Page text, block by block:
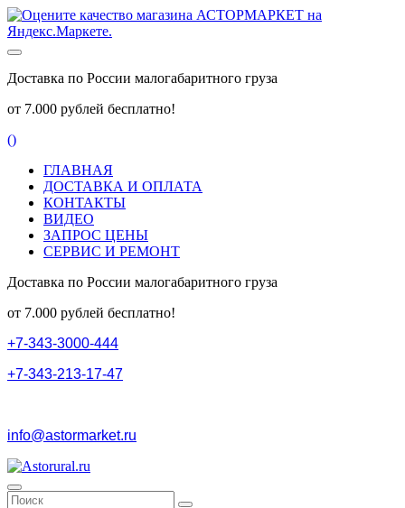
Доставка по России малогабаритного груза
от 7.000 рублей бесплатно!
()
ГЛАВНАЯ
ДОСТАВКА И ОПЛАТА
КОНТАКТЫ
ВИДЕО
ЗАПРОС ЦЕНЫ
СЕРВИС И РЕМОНТ
Доставка по России малогабаритного груза
от 7.000 рублей бесплатно!
+7-343-3000-444
+7-343-213-17-47
info@astormarket.ru